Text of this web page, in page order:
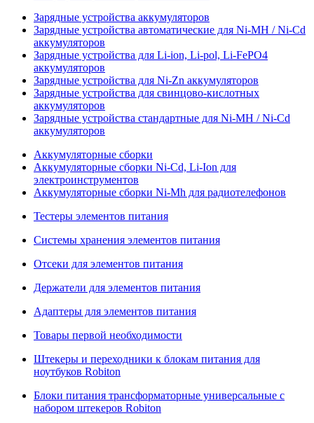
Зарядные устройства аккумуляторов
Зарядные устройства автоматические для Ni-MH / Ni-Cd
аккумуляторов
Зарядные устройства для Li-ion, Li-pol, Li-FePO4
аккумуляторов
Зарядные устройства для Ni-Zn аккумуляторов
Зарядные устройства для свинцово-кислотных
аккумуляторов
Зарядные устройства стандартные для Ni-MH / Ni-Cd
аккумуляторов
Аккумуляторные сборки
Аккумуляторные сборки Ni-Cd, Li-Ion для
электроинструментов
Аккумуляторные сборки Ni-Mh для радиотелефонов
Тестеры элементов питания
Системы хранения элементов питания
Отсеки для элементов питания
Держатели для элементов питания
Адаптеры для элементов питания
Товары первой необходимости
Штекеры и переходники к блокам питания для
ноутбуков Robiton
Блоки питания трансформаторные универсальные с
набором штекеров Robiton